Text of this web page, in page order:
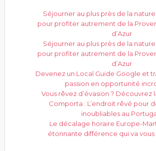
Séjourner au plus près de la nature
pour profiter autrement de la
d’Azur
Séjourner au plus près de la nature
pour profiter autrement de la
d’Azur
Devenez un Local Guide Google et
passion en opportunité
Vous rêvez d’évasion ? Découvrez
Comporta : L’endroit rêvé pour
inoubliables au
Le décalage horaire Europe-
étonnante différence qui va vous